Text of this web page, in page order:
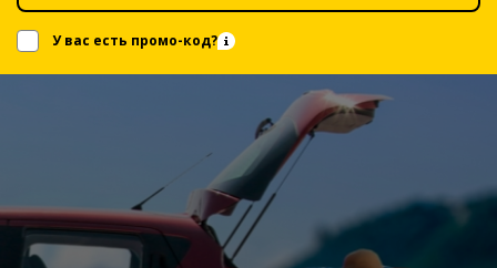
У вас есть промо-код?